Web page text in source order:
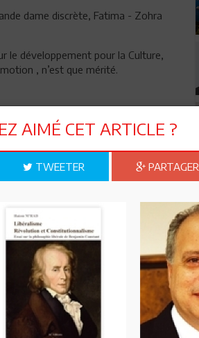
dame discrète, Fatima - Zohra
le développement pour la Culture,
, n’est que mérité.
VOS AMIS !
ABONNEZ-VOUS
0 Commentaires
AIMÉ CET ARTICLE ?
TWEETER PARTAGER